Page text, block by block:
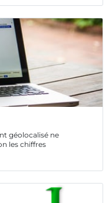
géolocalisé ne
les chiffres